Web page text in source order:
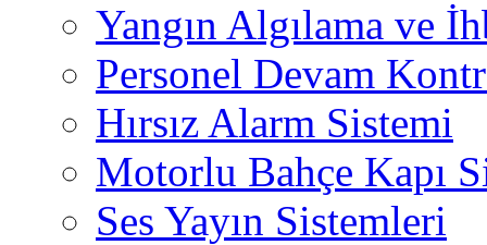
Yangın Algılama ve
Personel Devam
Hırsız Alarm Sistemi
Motorlu Bahçe Kapı
Ses Yayın Sistemleri